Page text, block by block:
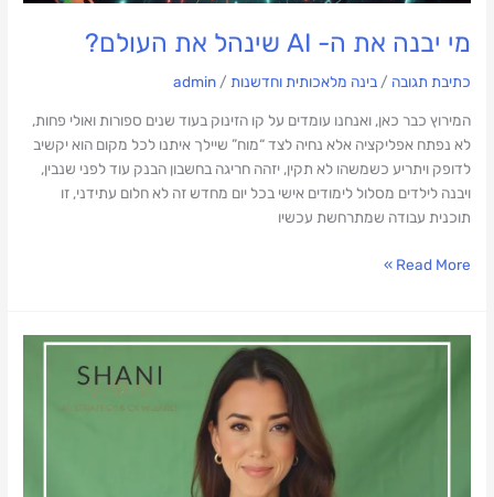
מי יבנה את ה- AI שינהל את העולם?
כתיבת תגובה /בינה מלאכותית וחדשנות /
admin
המירוץ כבר כאן, ואנחנו עומדים על קו הזינוק בעוד שנים ספורות ואולי פחות,
לא נפתח אפליקציה אלא נחיה לצד “מוח” שיילך איתנו לכל מקום הוא יקשיב
לדופק ויתריע כשמשהו לא תקין, יזהה חריגה בחשבון הבנק עוד לפני שנבין,
ויבנה לילדים מסלול לימודים אישי בכל יום מחדש זה לא חלום עתידני, זו
תוכנית עבודה שמתרחשת עכשיו
Read More »